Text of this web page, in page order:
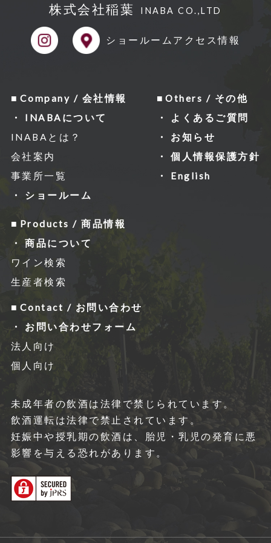
株式会社稲葉 INABA CO.,LTD
ショールーム アクセス情報
未成年者の飲酒は法律で禁じられています。
飲酒運転は法律で禁⽌されています。
妊娠中や授乳期の飲酒は、胎児・乳児の発育に悪
影響を与える恐れがあります。
Company / 会社情報
INABAについて
INABAとは？
会社案内
事業所一覧
ショールーム
Products / 商品情報
商品について
ワイン検索
生産者検索
Others / その他
よくあるご質問
お知らせ
個人情報保護方針
English
Contact / お問い合わせ
お問い合わせフォーム
法人向け
個人向け